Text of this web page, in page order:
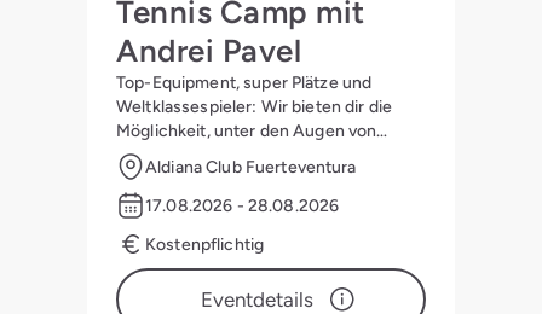
Tennis Camp mit
Andrei Pavel
Top-Equipment, super Plätze und
Weltklassespieler: Wir bieten dir die
Möglichkeit, unter den Augen von
Andrei Pavel zum Ass auf dem Platz zu
werden.
Aldiana Club Fuerteventura
17.08.2026 - 28.08.2026
Kostenpflichtig
Eventdetails